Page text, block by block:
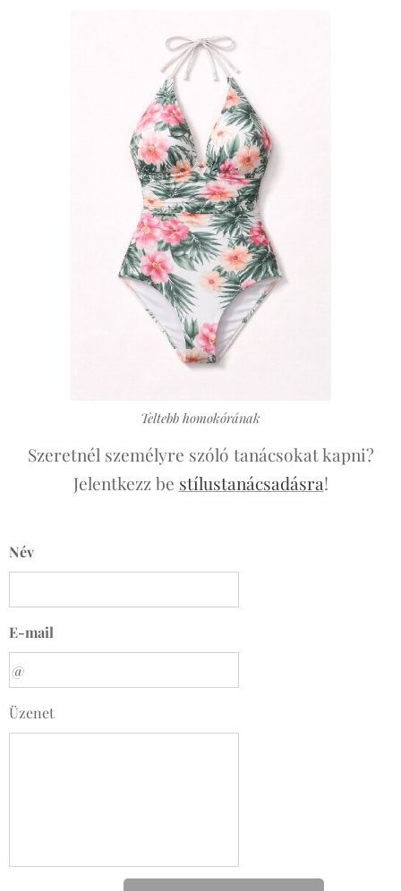
Teltebb homokórának
Szeretnél személyre szóló tanácsokat kapni?
Jelentkezz be stílustanácsadásra!
Név
E-mail
Üzenet